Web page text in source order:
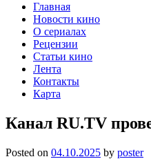
Главная
Новости кино
О сериалах
Рецензии
Статьи кино
Лента
Контакты
Карта
Канал RU.TV
Posted on 04.10.2025 by poster